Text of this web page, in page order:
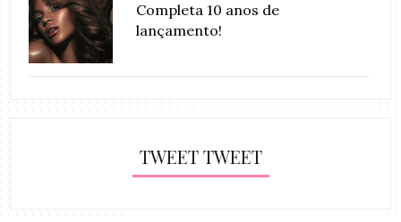
Completa 10 anos de
lançamento!
TWEET TWEET